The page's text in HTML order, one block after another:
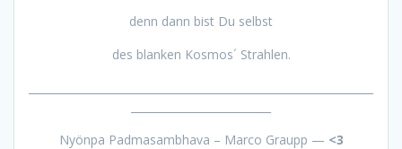
denn dann bist Du selbst
des blanken Kosmos´ Strahlen.
Nyönpa Padmasambhava – Marco Graupp — <3